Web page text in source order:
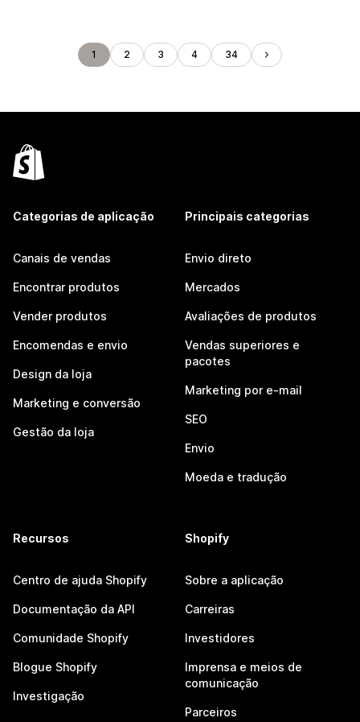
1 2 3 4 34
Categorias de aplicação
Canais de vendas
Encontrar produtos
Vender produtos
Encomendas e envio
Design da loja
Marketing e conversão
Gestão da loja
Principais categorias
Envio direto
Mercados
Avaliações de produtos
Vendas superiores e
pacotes
Marketing por e-mail
SEO
Envio
Moeda e tradução
Recursos
Centro de ajuda Shopify
Documentação da API
Comunidade Shopify
Blogue Shopify
Investigação
Shopify
Sobre a aplicação
Carreiras
Investidores
Imprensa e meios de
comunicação
Parceiros